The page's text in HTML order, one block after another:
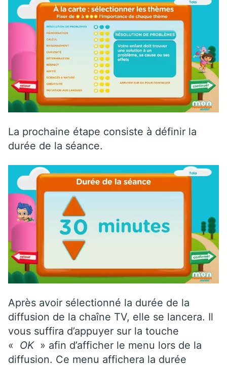
La prochaine étape consiste à définir la
durée de la séance.
Après avoir sélectionné la durée de la
diffusion de la chaîne TV, elle se lancera. Il
vous suffira d’appuyer sur la touche
«
OK » afin d’afficher le menu lors de la
diffusion. Ce menu affichera la durée